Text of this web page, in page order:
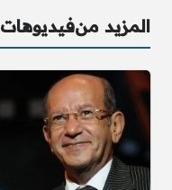
المزيد منفيديوهات